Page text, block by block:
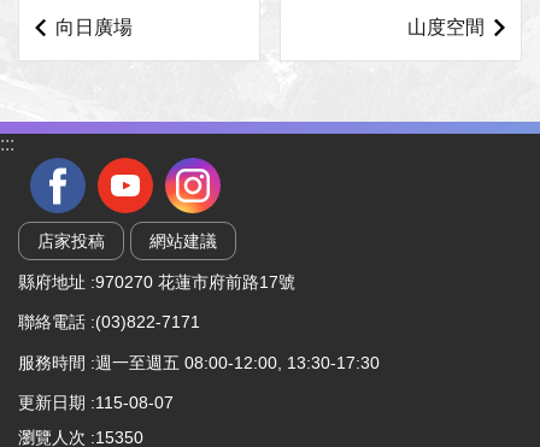
向日廣場 山度空間
:::
店家投稿 網站建議
縣府地址 :970270 花蓮市府前路17號
聯絡電話 :(03)822-7171
服務時間 :週一至週五 08:00-12:00, 13:30-17:30
更新日期
115-08-07
瀏覽人次
15350